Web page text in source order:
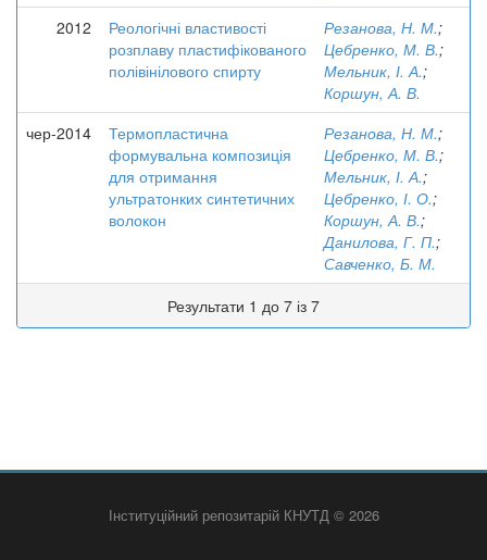
2012
Реологічні властивості
розплаву пластифікованого
полівінілового спирту
Резанова, Н. М.;
Цебренко, М. В.;
Мельник, І. А.;
Коршун, А. В.
чер-2014
Термопластична
формувальна композиція
для отримання
ультратонких синтетичних
волокон
Резанова, Н. М.;
Цебренко, М. В.;
Мельник, І. А.;
Цебренко, І. О.;
Коршун, А. В.;
Данилова, Г. П.;
Савченко, Б. М.
Результати 1 до 7 із 7
Інституційний репозитарій КНУТД © 2026